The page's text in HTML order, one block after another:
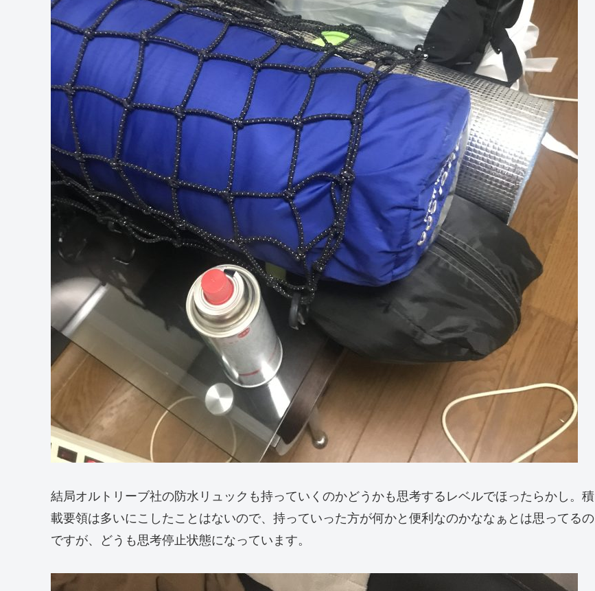
結局オルトリーブ社の防水リュックも持っていくのかどうかも思考するレベルでほったらかし。積
載要領は多いにこしたことはないので、持っていった方が何かと便利なのかななぁとは思ってるの
ですが、どうも思考停止状態になっています。